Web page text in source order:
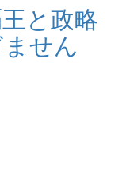
と政略
せん